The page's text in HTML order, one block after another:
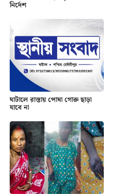
নির্দেশ
ঘাটালে রাস্তায় পোষা গোরু ছাড়া
যাবে না